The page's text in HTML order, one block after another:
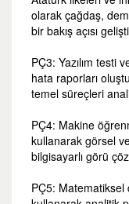
olarak çağdaş,
bir bakış açısı
PÇ3: Yazılım testi
hata raporları
temel süreçleri
PÇ4: Makine
kullanarak görsel
bilgisayarlı görü
PÇ5: Matematiksel